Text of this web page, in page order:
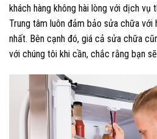
khách hàng không hài lòng với dịch vụ
Trung tâm luôn đảm bảo sửa chữa
nhất. Bên cạnh đó, giá cả sửa chữa
với chúng tôi khi cần, chắc rằng bạn